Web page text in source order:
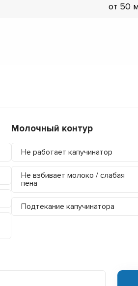
от 50
Молочный контур
Не работает капучинатор
Не взбивает молоко / слабая
пена
Подтекание капучинатора